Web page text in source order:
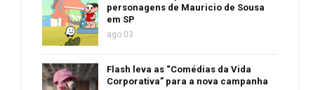
personagens de Mauricio de Sousa
em SP
ago 03
Flash leva as “Comédias da Vida
Corporativa” para a nova campanha